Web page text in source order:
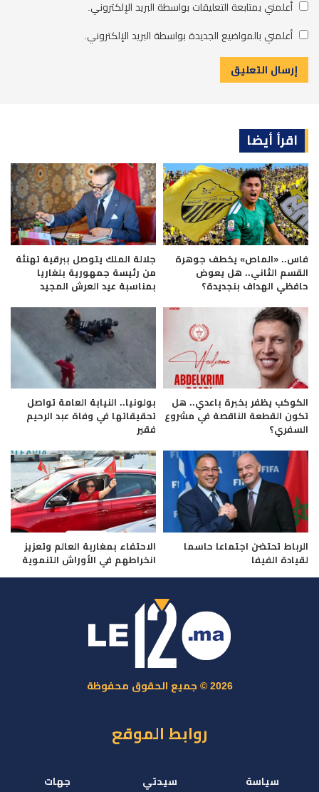
أعلمني بمتابعة التعليقات بواسطة البريد الإلكتروني.
أعلمني بالمواضيع الجديدة بواسطة البريد الإلكتروني.
اقرأ أيضا
فاس.. «الماص» يخطف جوهرة
القسم الثاني.. هل يعوض
حافظي الهداف بنجديدة؟
جلالة الملك يتوصل ببرقية تهنئة
من رئيسة جمهورية بلغاريا
بمناسبة عيد العرش المجيد
الكوكب يظفر بخبرة باعدي.. هل
تكون القطعة الناقصة في مشروع
السفري؟
بولونيا.. النيابة العامة تواصل
تحقيقاتها في وفاة عبد الرحيم
فقير
الرباط تحتضن اجتماعا حاسما
لقيادة الفيفا
الاحتفاء بمغاربة العالم وتعزيز
انخراطهم في الأوراش التنموية
2026 © جميع الحقوق محفوظة
روابط الموقع
سياسة سيدتي جهات